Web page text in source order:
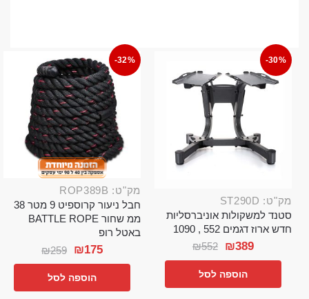
-30%
מק"ט: ST290D
סטנד למשקולות אוניברסליות
חדש ארוז דגמים 552 , 1090
₪552 ₪389
הוספה לסל
-32%
מק"ט: ROP389B
חבל ניעור קרוספיט 9 מטר 38
ממ שחור BATTLE ROPE
באטל רופ
₪259 ₪175
הוספה לסל